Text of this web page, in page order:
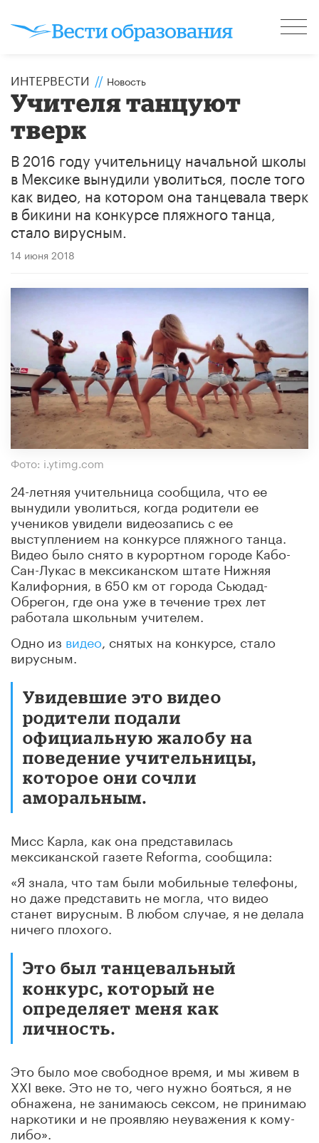
ИНТЕРВЕСТИ // Новость
Учителя танцуют
тверк
В 2016 году учительницу начальной школы
в Мексике вынудили уволиться, после того
как видео, на котором она танцевала тверк
в бикини на конкурсе пляжного танца,
стало вирусным.
14 июня 2018
Фото: i.ytimg.com
24-летняя учительница сообщила, что ее
вынудили уволиться, когда родители ее
учеников увидели видеозапись с ее
выступлением на конкурсе пляжного танца.
Видео было снято в курортном городе Кабо-
Сан-Лукас в мексиканском штате Нижняя
Калифорния, в 650 км от города Сьюдад-
Обрегон, где она уже в течение трех лет
работала школьным учителем.
Одно из видео , снятых на конкурсе, стало
вирусным.
Увидевшие это видео
родители подали
официальную жалобу на
поведение учительницы,
которое они сочли
аморальным.
Мисс Карла, как она представилась
мексиканской газете Reforma, сообщила:
«Я знала, что там были мобильные телефоны,
но даже представить не могла, что видео
станет вирусным. В любом случае, я не делала
ничего плохого.
Это был танцевальный
конкурс, который не
определяет меня как
личность.
Это было мое свободное время, и мы живем в
XXI веке. Это не то, чего нужно бояться, я не
обнажена, не занимаюсь сексом, не принимаю
наркотики и не проявляю неуважения к кому-
либо».